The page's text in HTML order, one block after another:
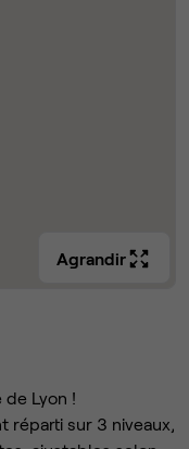
Agrandir
Lyon !
réparti sur 3 niveaux,